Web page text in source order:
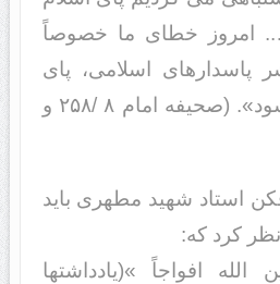
خطای ما خصوصاً
اسلامی، پای
اسلام حساب می شود». (صحیفه امام ۸ /۲۵۸ و
استاد شهید مطهری باید
کرد که:
افواجاً »(یادداشتها